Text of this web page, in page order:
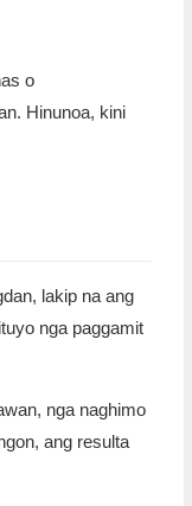
o
Hinunoa, kini
lakip na ang
nga paggamit
nga naghimo
ang resulta